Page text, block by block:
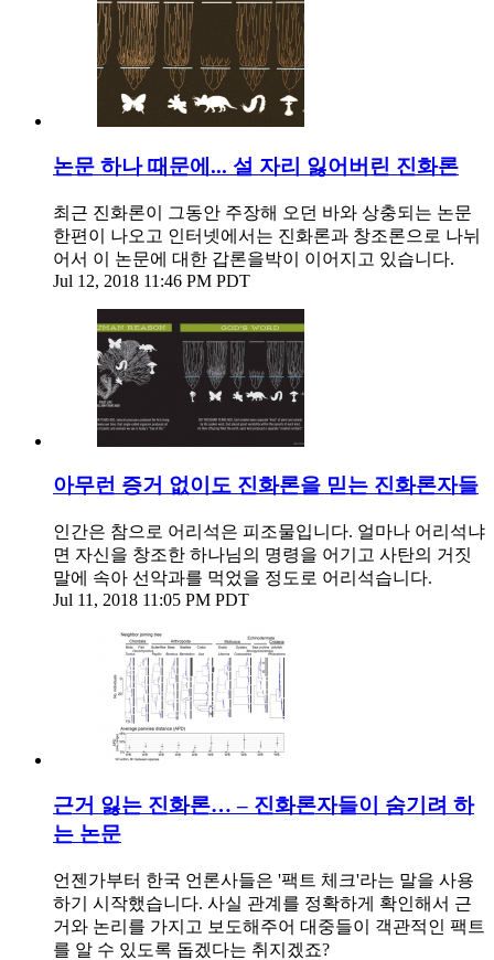
논문 하나 때문에... 설 자리 잃어버린 진화론
최근 진화론이 그동안 주장해 오던 바와 상충되는 논문
한편이 나오고 인터넷에서는 진화론과 창조론으로 나뉘
어서 이 논문에 대한 갑론을박이 이어지고 있습니다.
Jul 12, 2018 11:46 PM PDT
아무런 증거 없이도 진화론을 믿는 진화론자들
인간은 참으로 어리석은 피조물입니다. 얼마나 어리석냐
면 자신을 창조한 하나님의 명령을 어기고 사탄의 거짓
말에 속아 선악과를 먹었을 정도로 어리석습니다.
Jul 11, 2018 11:05 PM PDT
근거 잃는 진화론… – 진화론자들이 숨기려 하
는 논문
언젠가부터 한국 언론사들은 '팩트 체크'라는 말을 사용
하기 시작했습니다. 사실 관계를 정확하게 확인해서 근
거와 논리를 가지고 보도해주어 대중들이 객관적인 팩트
를 알 수 있도록 돕겠다는 취지겠죠?